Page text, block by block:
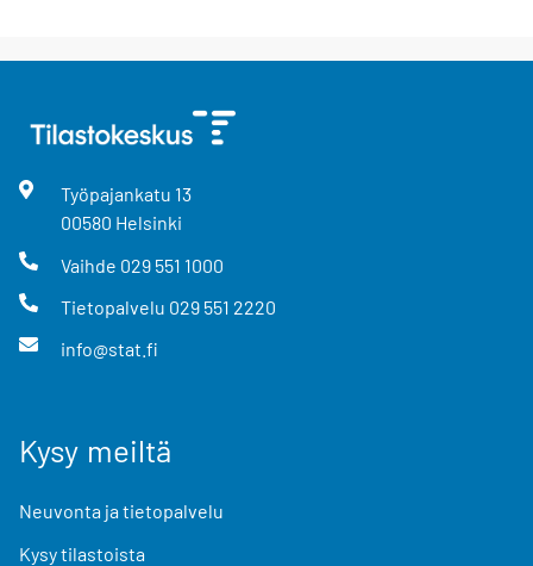
Työpajankatu 13
00580 Helsinki
Vaihde 029 551 1000
Tietopalvelu 029 551 2220
info@stat.fi
Kysy meiltä
Neuvonta ja tietopalvelu
Kysy tilastoista